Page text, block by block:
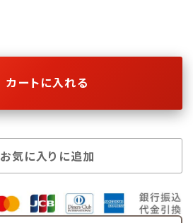
カートに入れる
お気に入りに追加